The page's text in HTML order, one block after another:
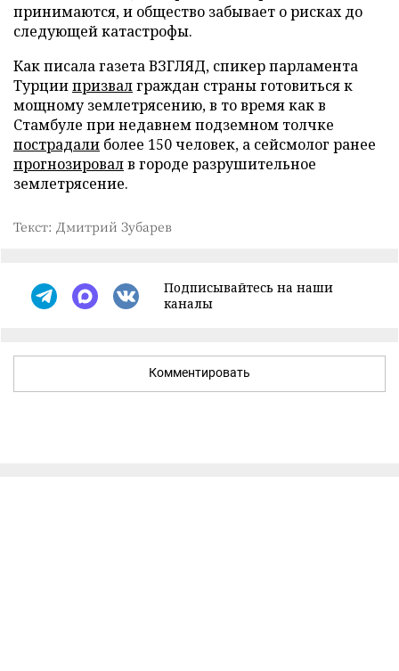
принимаются, и общество забывает о рисках до
следующей катастрофы.
Как писала газета ВЗГЛЯД, спикер парламента
Турциипризвалграждан страны готовиться к
мощному землетрясению, в то время как в
Стамбуле при недавнем подземном толчке
пострадали более 150 человек, а сейсмолог ранее
прогнозировалв городе разрушительное
землетрясение.
Текст: Дмитрий Зубарев
Подписывайтесь на наши
каналы
Комментировать